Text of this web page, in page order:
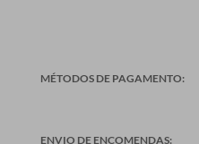
MÉTODOS DE PAGAMENTO:
ENVIO DE ENCOMENDAS: